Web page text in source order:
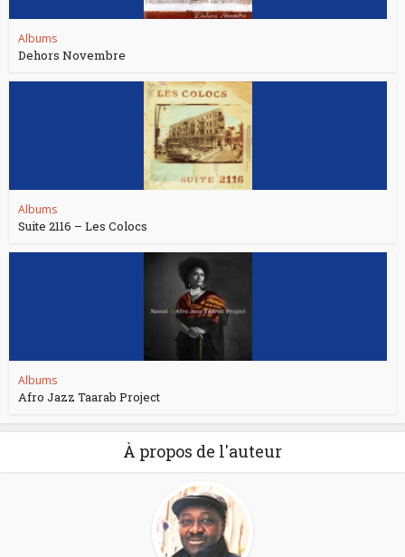
Albums
Dehors Novembre
Albums
Suite 2116 – Les Colocs
Albums
Afro Jazz Taarab Project
À propos de l'auteur